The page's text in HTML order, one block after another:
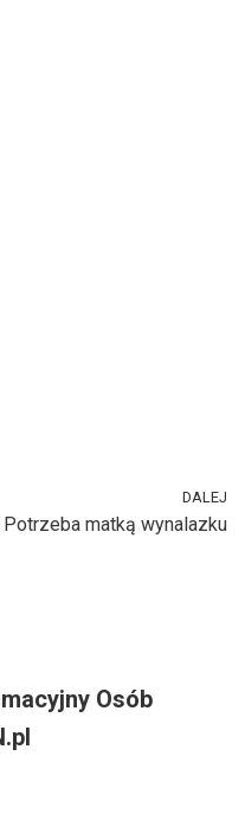
DALEJ
Potrzeba matką wynalazku
Osób